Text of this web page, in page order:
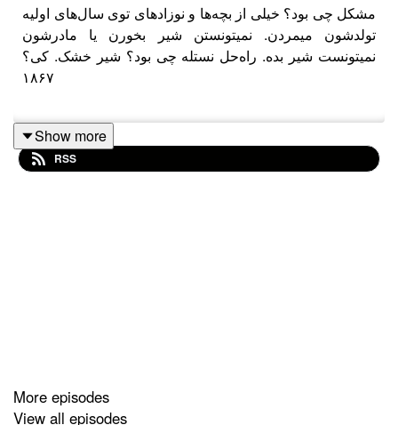
مشکل چی بود؟ خیلی از بچه‌ها و نوزادهای توی سال‌های اولیه
تولدشون میمردن. نمیتونستن شیر بخورن یا مادرشون
نمیتونست شیر بده. راه‌حل نستله چی بود؟ شیر خشک. کی؟
۱۸۶۷
اپیزود ۱۳۰ داستان کامل نستله |
https://castbox.fm/vb/733171123
سایت فوربو |https://furbodm.com/
Show more
RSS
More episodes
View all episodes